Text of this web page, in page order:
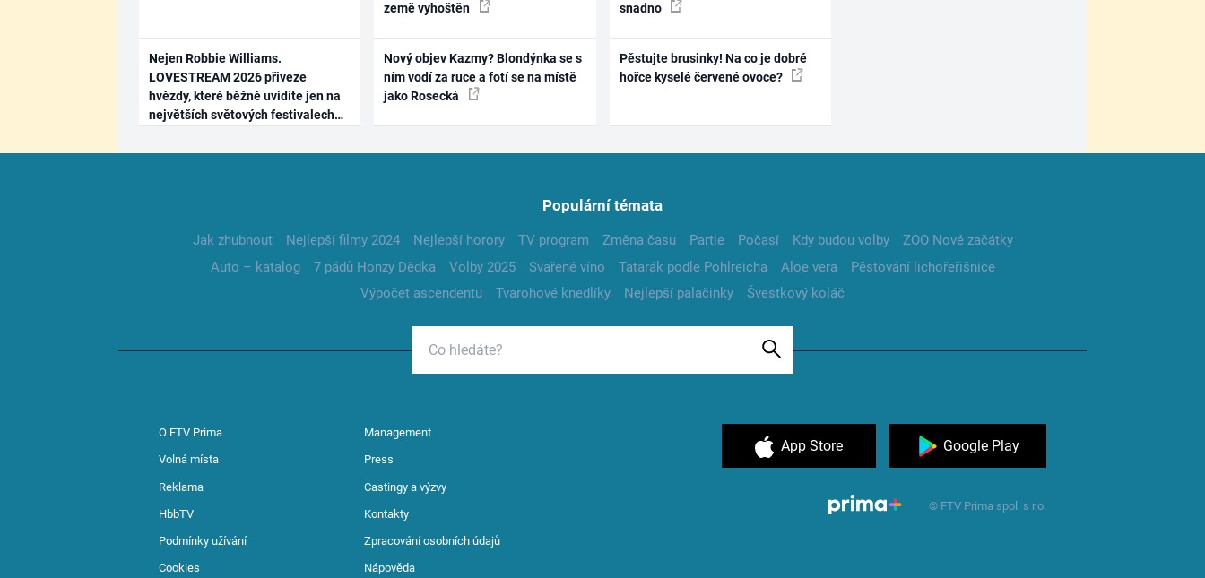
Nejen Robbie Williams.
LOVESTREAM 2026 přiveze
hvězdy, které běžně uvidíte jen na
největších světových festivalech
země vyhoštěn
Nový objev Kazmy? Blondýnka se s
ním vodí za ruce a fotí se na místě
jako Rosecká
snadno
Pěstujte brusinky! Na co je dobré
hořce kyselé červené ovoce?
Populární témata
Jak zhubnout Nejlepší filmy 2024 Nejlepší horory TV program Změna času Partie Počasí Kdy budou volby
ZOO Nové začátky
Auto – katalog
7 pádů Honzy Dědka Volby 2025 Svařené víno Tatarák podle Pohlreicha Aloe vera
Pěstování lichořeřišnice
Výpočet ascendentu
Tvarohové knedlíky Nejlepší palačinky Švestkový koláč
O FTV Prima Management
Volná místa Press
Reklama Castingy a výzvy
HbbTV Kontakty
Podmínky užívání Zpracování osobních údajů
Cookies Nápověda
App Store Google Play
© FTV Prima spol. s r.o.